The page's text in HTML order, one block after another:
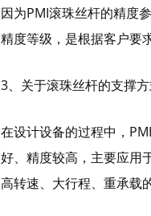
因为PMI滚珠丝杆的精度
精度等级，是根据客户要
3、关于滚珠丝杆的支撑
在设计设备的过程中，
好、精度较高，主要应用
高转速、大行程、重承载